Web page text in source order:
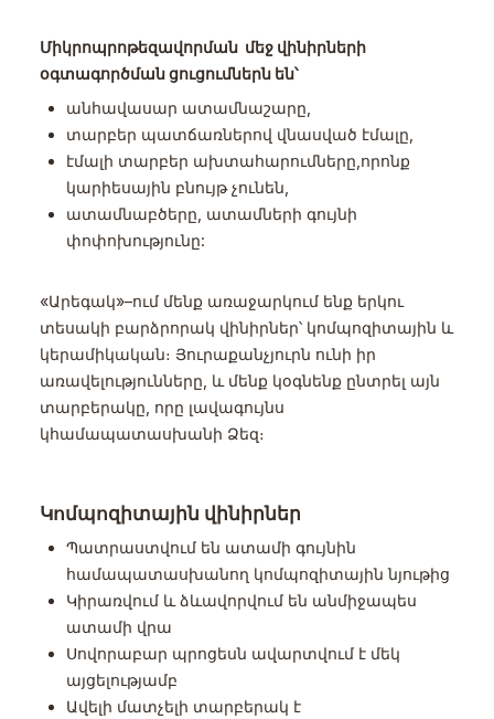
Միկրոպրոթեզավորման մեջ վինիրների
օգտագործման ցուցումներն են՝
անհավասար ատամնաշարը,
տարբեր պատճառներով վնասված էմալը,
էմալի տարբեր ախտահարումները,որոնք
կարիեսային բնույթ չունեն,
ատամնաբծերը, ատամների գույնի
փոփոխությունը:
«Արեգակ»–ում մենք առաջարկում ենք երկու
տեսակի բարձրորակ վինիրներ՝ կոմպոզիտային և
կերամիկական։ Յուրաքանչյուրն ունի իր
առավելությունները, և մենք կօգնենք ընտրել այն
տարբերակը, որը լավագույնս
կհամապատասխանի Ձեզ։
Կոմպոզիտային վինիրներ
Պատրաստվում են ատամի գույնին
համապատասխանող կոմպոզիտային նյութից
Կիրառվում և ձևավորվում են անմիջապես
ատամի վրա
Սովորաբար պրոցեսն ավարտվում է մեկ
այցելությամբ
Ավելի մատչելի տարբերակ է